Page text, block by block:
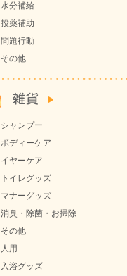
水分補給
投薬補助
問題行動
その他
シャンプー
ボディーケア
イヤーケア
トイレグッズ
マナーグッズ
消臭・除菌・お掃除
その他
人用
入浴グッズ